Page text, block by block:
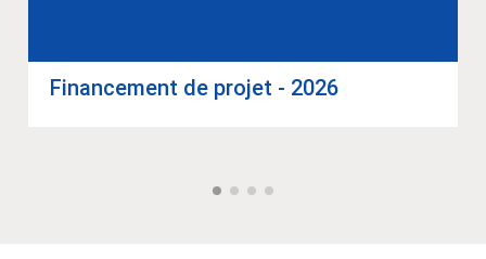
Finan­ce­ment de pro­jet - 2026